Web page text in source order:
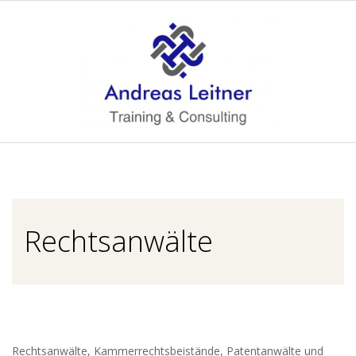
A
DRechtsanwälte
Rechtsanwälte, Kammerrechtsbeistände, Patentanwälte und